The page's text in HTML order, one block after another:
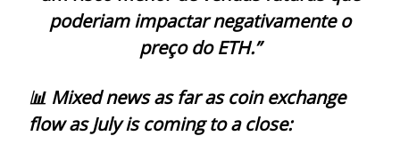
poderiam impactar negativamente o
preço do ETH.”
📊 Mixed news as far as coin exchange
flow as July is coming to a close: